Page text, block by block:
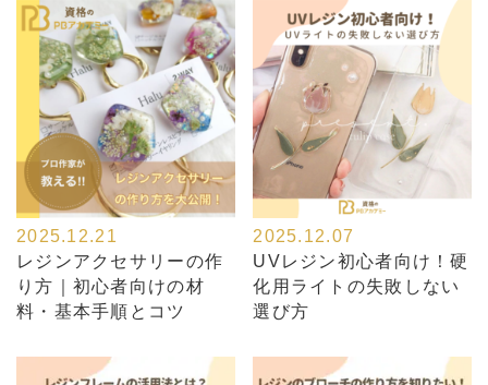
2025.12.21
レジンアクセサリーの作
り方｜初心者向けの材
料・基本手順とコツ
2025.12.07
UVレジン初心者向け！硬
化用ライトの失敗しない
選び方